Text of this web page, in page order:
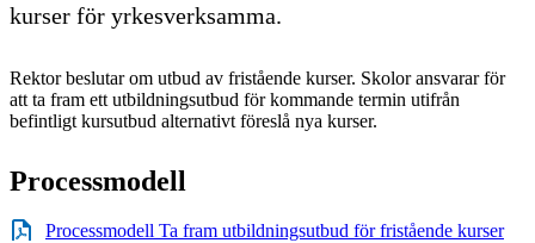
kurser för yrkesverksamma.
Rektor beslutar om utbud av fristående kurser. Skolor ansvarar för
att ta fram ett utbildningsutbud för kommande termin utifrån
befintligt kursutbud alternativt föreslå nya kurser.
Processmodell
Processmodell Ta fram utbildningsutbud för fristående kurser